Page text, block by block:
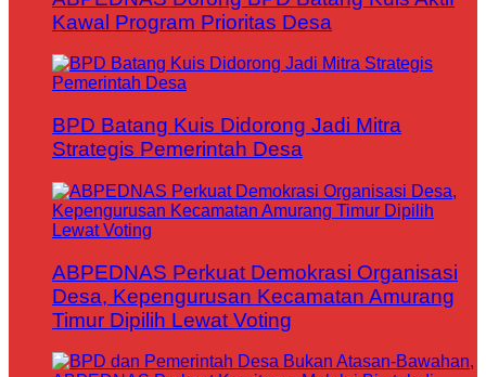
Kawal Program Prioritas Desa
BPD Batang Kuis Didorong Jadi Mitra
Strategis Pemerintah Desa
ABPEDNAS Perkuat Demokrasi Organisasi
Desa, Kepengurusan Kecamatan Amurang
Timur Dipilih Lewat Voting